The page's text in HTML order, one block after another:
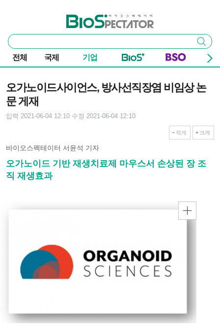
바이오스펙테이터
통
합
검
색
검색
전체 국제 기업
오가노이드사이언스, 방사선직장염 비임상 논
문 게재
입력 2021-06-04 12:10 수정 2021-06-04 12:10
작게 크게
바이오스펙테이터 서윤석 기자
오가노이드 기반 재생치료제 마우스서 손상된 장 조
직 재생효과